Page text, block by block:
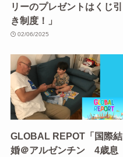
リーのプレゼントはくじ引
き制度！」
02/06/2025
GLOBAL REPOT「国際結
婚＠アルゼンチン 4歳息